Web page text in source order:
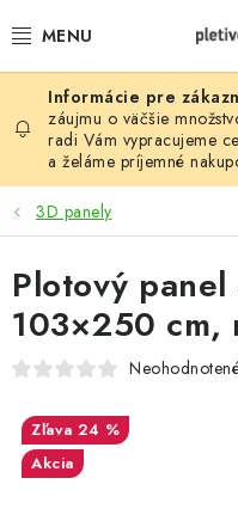
na
PLOTOVÉ PANELY
PLETIVO
STĹPIKY
PODHRABOVÉ DOSKY
GABIÓNY (PLOTY, KOŠE)
PRÍSLUŠENSTVO
záujmu o väčšie
radi Vám vypracujeme
a želáme príjemné
3D panely
Plotový
103×250 cm,
24 %
Akcia